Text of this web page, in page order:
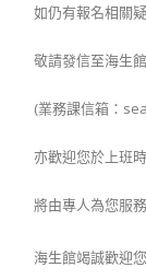
如仍有報名相關
敬請發信至海生
(業務課信箱：
亦歡迎您於上班
將由專人為您服
海生館竭誠歡迎